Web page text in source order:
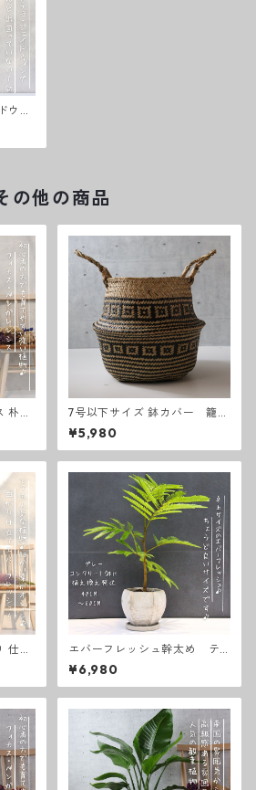
ウィ
ど出
の他の商品
朴も
グ 無
じり
ンガ
7号以下サイズ 鉢カバー 籠
編み込みデザイン
¥5,980
仕立
祝
料
元 御
エバーフレッシュ幹太め テ
ーブルサイズ 写真の黒色コン
クリート鉢に植え替えて出荷
♪
¥6,980